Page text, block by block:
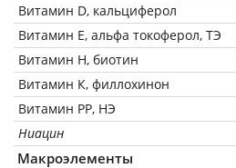
Витамин D, кальциферол
Витамин Е, альфа токоферол, ТЭ
Витамин Н, биотин
Витамин К, филлохинон
Витамин РР, НЭ
Ниацин
Макроэлементы